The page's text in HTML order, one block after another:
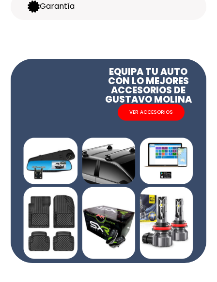
Garantía
EQUIPA TU AUTO
CON LO MEJORES
ACCESORIOS DE
GUSTAVO MOLINA
VER ACCESORIOS